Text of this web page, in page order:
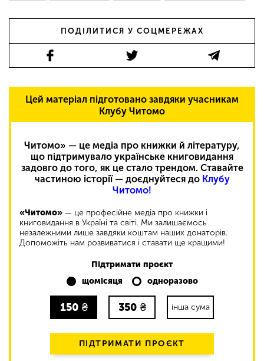
ПОДІЛИТИСЯ У СОЦМЕРЕЖАХ
Цей матеріал підготовано завдяки учасникам
Клубу Читомо
Читомо» — це медіа про книжки й літературу,
що підтримувало українське книговидання
задовго до того, як це стало трендом. Ставайте
частиною історії — доєднуйтеся до Клубу
Читомо!
«Читомо» — це професійне медіа про книжки і
книговидання в Україні та світі. Ми залишаємось
незалежними лише завдяки коштам наших донаторів.
Допоможіть нам розвиватися і ставати ще кращими!
Підтримати проєкт
щомісяця
одноразово
150 ₴ 350 ₴ інша сума
ПІДТРИМАТИ ПРОЄКТ